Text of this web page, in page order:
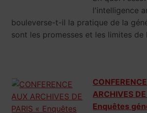
l'intelligence
bouleverse-t-il la pratique de la
sont les promesses et les limites de
ARCHIVES
Enquêtes